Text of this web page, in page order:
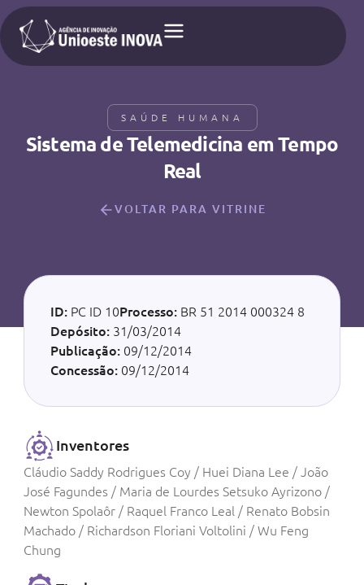
SAÚDE HUMANA
Sistema de Telemedicina em Tempo
Real
VOLTAR PARA VITRINE
ID: PC ID 10Processo: BR 51 2014 000324 8
Depósito: 31/03/2014
Publicação: 09/12/2014
Concessão: 09/12/2014
Inventores
Cláudio Saddy Rodrigues Coy / Huei Diana Lee / João
José Fagundes / Maria de Lourdes Setsuko Ayrizono /
Newton Spolaôr / Raquel Franco Leal / Renato Bobsin
Machado / Richardson Floriani Voltolini / Wu Feng
Chung